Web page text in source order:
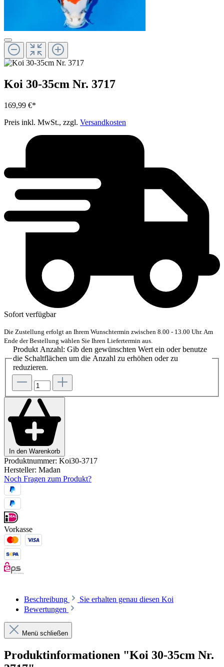
Koi 30-35cm Nr. 3717
169,99 €*
Preis inkl. MwSt., zzgl. Versandkosten
Sofort verfügbar
Die Zustellung erfolgt an Ihrem Wunschtermin zwischen 8.00 - 13.00 Uhr. Am
Ende der Bestellung wählen Sie Ihren Liefertermin aus.
Produkt Anzahl: Gib den gewünschten Wert ein oder benutze
die Schaltflächen um die Anzahl zu erhöhen oder zu
reduzieren.
In den Warenkorb
Produktnummer: Koi30-3717
Hersteller: Madan
Noch Fragen zum Produkt?
Vorkasse
Beschreibung
Sie erhalten genau diesen Koi
Bewertungen
Menü schließen
Produktinformationen "Koi 30-35cm Nr.